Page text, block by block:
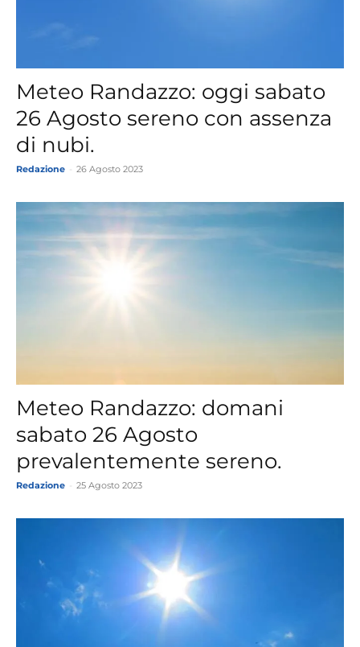
Meteo Randazzo: oggi sabato
26 Agosto sereno con assenza
di nubi.
Redazione 26 Agosto 2023
Meteo Randazzo: domani
sabato 26 Agosto
prevalentemente sereno.
Redazione 25 Agosto 2023